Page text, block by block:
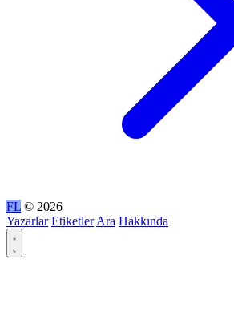
FL © 2026
Yazarlar Etiketler Ara Hakkında